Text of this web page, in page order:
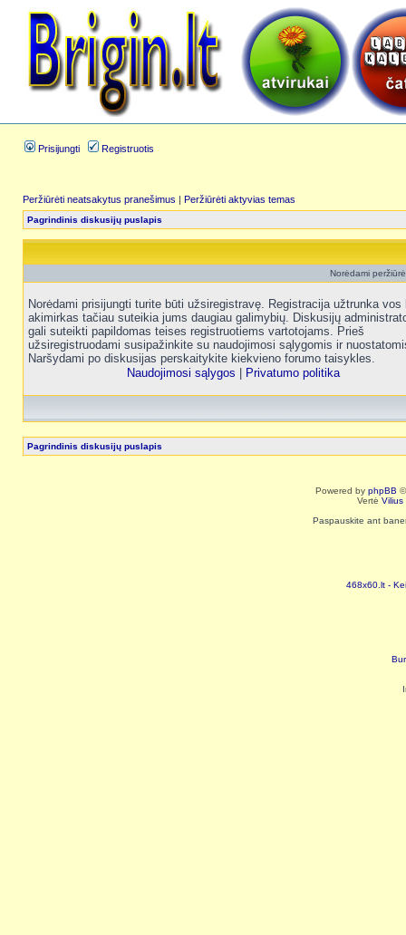
Prisijungti Registruotis
Peržiūrėti neatsakytus pranešimus | Peržiūrėti aktyvias temas
Pagrindinis diskusijų puslapis
Norėdami
Norėdami prisijungti turite būti užsiregistravę. Registracija užtrunka vos
akimirkas tačiau suteikia jums daugiau galimybių. Diskusijų
gali suteikti papildomas teises registruotiems vartotojams. Prieš
užsiregistruodami susipažinkite su naudojimosi sąlygomis ir
Naršydami po diskusijas perskaitykite kiekvieno forumo taisykles.
Naudojimosi sąlygos
Privatumo politika
Pagrindinis diskusijų puslapis
Powered by phpBB
Vertė Vilius
Paspauskite ant
468x60.lt -